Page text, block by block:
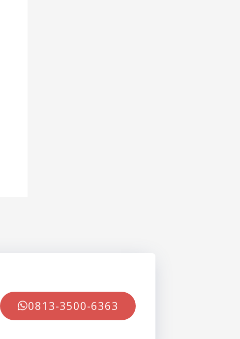
0813-3500-6363